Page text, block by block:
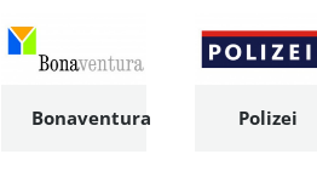
Bonaventura Polizei